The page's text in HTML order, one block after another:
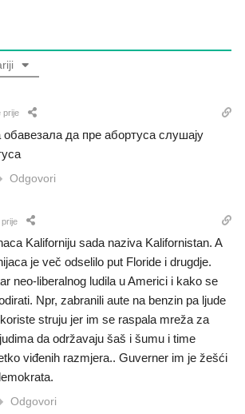
prije
да пре абортуса слушају
Odgovori
Kaliforniju sada naziva Kalifornistan. A
je več odselilo put Floride i drugdje.
neo-liberalnog ludila u Americi i kako se
Npr, zabranili aute na benzin pa ljude
struju jer im se raspala mreža za
da održavaju šaš i šumu i time
viđenih razmjera.. Guverner im je žešći
Odgovori